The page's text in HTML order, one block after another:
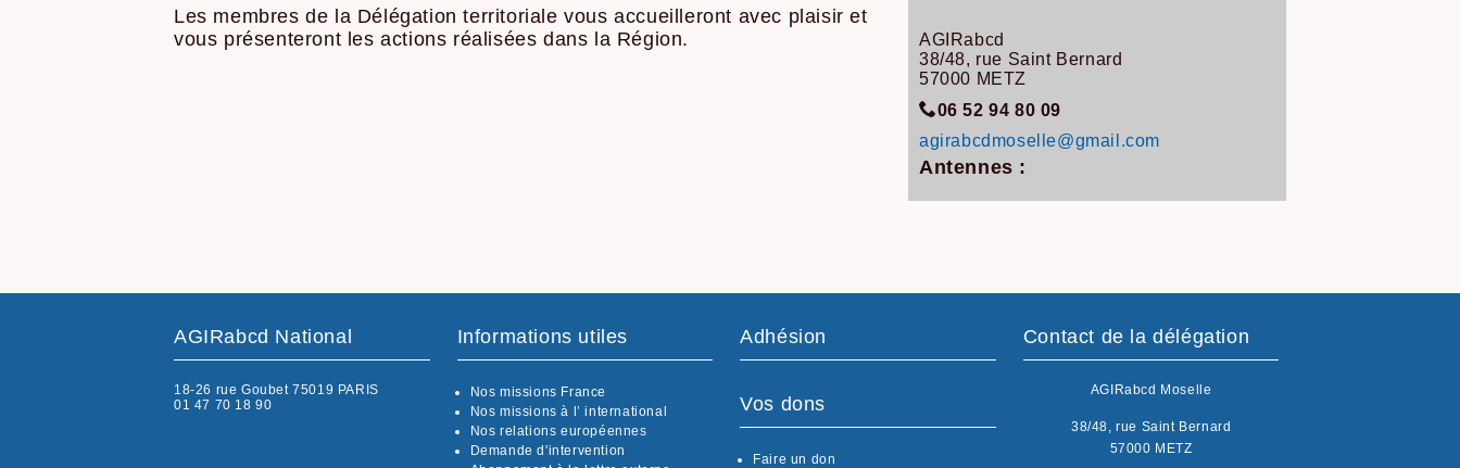
Les membres de la Délégation territoriale vous accueilleront avec plaisir et
vous présenteront les actions réalisées dans la Région.
AGIRabcd
38/48, rue Saint Bernard
57000 METZ
06 52 94 80 09
agirabcdmoselle@gmail.com
Antennes :
AGIRabcd National
18-26 rue Goubet 75019 PARIS
01 47 70 18 90
Informations utiles
Nos missions France
Nos missions à l’ international
Nos relations européennes
Demande d'intervention
Adhésion
Vos dons
Faire un don
Contact de la délégation
AGIRabcd Moselle
38/48, rue Saint Bernard
57000 METZ